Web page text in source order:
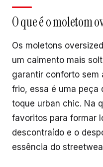
O que é o moletom
Os moletons
um caimento mais
garantir conforto sem
frio, essa é uma peça
toque urban chic. Na
favoritos para formar
descontraído e o
essência do